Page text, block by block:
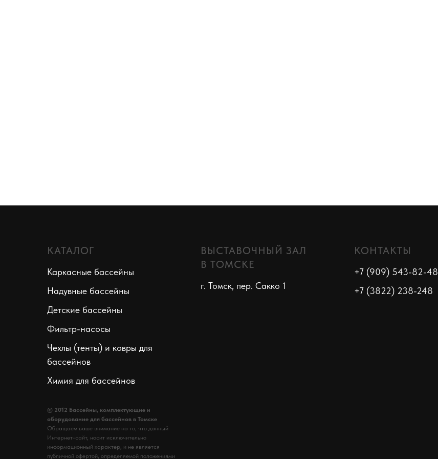
КАТАЛОГ
Каркасные бассейны
Надувные бассейны
Детские бассейны
Фильтр-насосы
Чехлы (тенты) и ковры для
бассейнов
Химия для бассейнов
ВЫСТАВОЧНЫЙ ЗАЛ
В ТОМСКЕ
г. Томск, пер. Сакко 1
КОНТАКТЫ
+7 (909) 543-82-48
+7 (3822) 238-248
© 2012 Бассейны, комплектующие и
оборудование для бассейнов в Томске
Обращаем ваше внимание на то, что данный
Интернет-сайт, носит исключительно
информационный характер, и не является
публичной офертой, определяемой положениями